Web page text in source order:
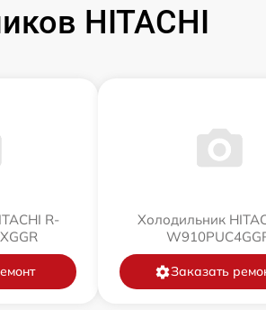
HITACHI
R-
Холодильник
Заказать